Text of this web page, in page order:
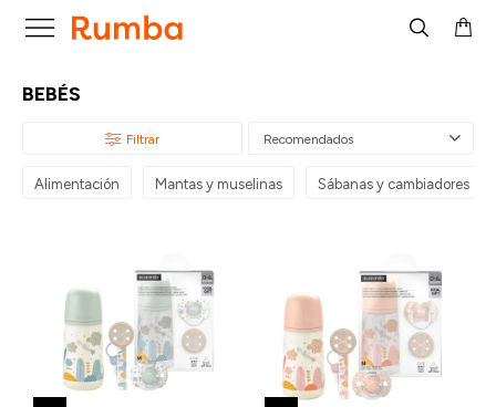

BEBÉS
Recomendados
Alimentación Mantas y muselinas Sábanas y cambiadores